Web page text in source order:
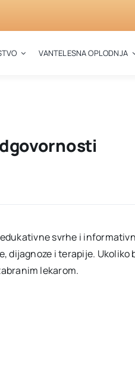
VANTELESNA OPLODNJA
svrhe i
dijagnoze i terapije. Ukoliko
lekarom.